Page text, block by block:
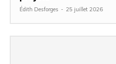
Édith Desforges - 25 juillet 2026